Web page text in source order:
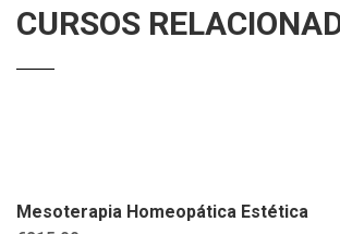
CURSOS
Mesoterapia Homeopática Estética